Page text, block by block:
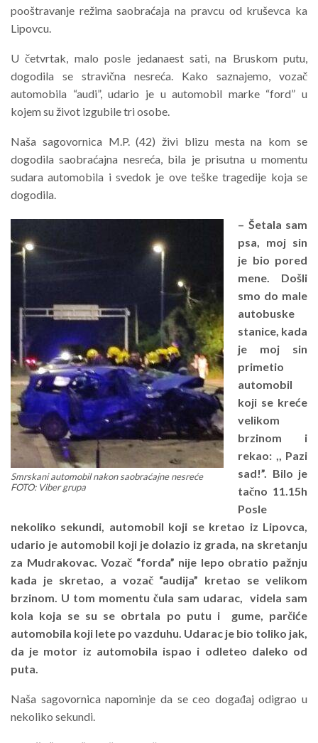
pooštravanje režima saobraćaja na pravcu od kruševca ka
Lipovcu.
U četvrtak, malo posle jedanaest sati, na Bruskom putu,
dogodila se stravična nesreća. Kako saznajemo, vozač
automobila “audi”, udario je u automobil marke “ford” u
kojem su život izgubile tri osobe.
Naša sagovornica M.P. (42) živi blizu mesta na kom se
dogodila saobraćajna nesreća, bila je prisutna u momentu
sudara automobila i svedok je ove teške tragedije koja se
dogodila.
Smrskani automobil nakon saobraćajne nesreće
FOTO: Viber grupa
– Šetala sam
psa, moj sin
je bio pored
mene. Došli
smo do male
autobuske
stanice, kada
je moj sin
primetio
automobil
koji se kreće
velikom
brzinom i
rekao: ,, Pazi
sad!”. Bilo je
tačno 11.15h
Posle
nekoliko sekundi, automobil koji se kretao iz Lipovca,
udario je automobil koji je dolazio iz grada, na skretanju
za Mudrakovac. Vozač “forda” nije lepo obratio pažnju
kada je skretao, a vozač “audija” kretao se velikom
brzinom. U tom momentu čula sam udarac, videla sam
kola koja se su se obrtala po putu i gume, parčiće
automobila koji lete po vazduhu. Udarac je bio toliko jak,
da je motor iz automobila ispao i odleteo daleko od
puta.
Naša sagovornica napominje da se ceo događaj odigrao u
nekoliko sekundi.